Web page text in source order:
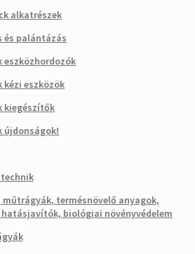
alkatrészek
és palántázás
eszközhordozók
kézi eszközök
kiegészítők
újdonságok!
műtrágyák, termésnövelő anyagok,
hatásjavítók, biológiai növényvédelem